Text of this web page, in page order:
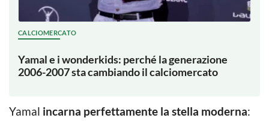
CALCIOMERCATO
Yamal e i wonderkids: perché la generazione
2006-2007 sta cambiando il calciomercato
Yamal incarna perfettamente la stella moderna: